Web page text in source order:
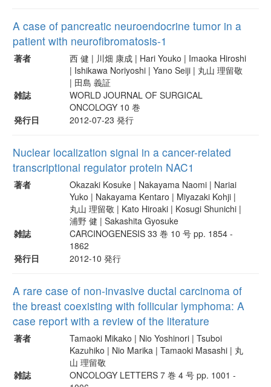
A case of pancreatic neuroendocrine tumor in a
patient with neurofibromatosis-1
著者
西 健 | 川畑 康成 | Hari Youko | Imaoka Hiroshi
| Ishikawa Noriyoshi | Yano Seiji | 丸山 理留敬
| 田島 義証
雑誌
WORLD JOURNAL OF SURGICAL
ONCOLOGY 10 巻
発行日
2012-07-23 発行
Nuclear localization signal in a cancer-related
transcriptional regulator protein NAC1
著者
Okazaki Kosuke | Nakayama Naomi | Nariai
Yuko | Nakayama Kentaro | Miyazaki Kohji |
丸山 理留敬 | Kato Hiroaki | Kosugi Shunichi |
浦野 健 | Sakashita Gyosuke
雑誌
CARCINOGENESIS 33 巻 10 号 pp. 1854 -
1862
発行日
2012-10 発行
A rare case of non-invasive ductal carcinoma of
the breast coexisting with follicular lymphoma: A
case report with a review of the literature
著者
Tamaoki Mikako | Nio Yoshinori | Tsuboi
Kazuhiko | Nio Marika | Tamaoki Masashi | 丸
山 理留敬
雑誌
ONCOLOGY LETTERS 7 巻 4 号 pp. 1001 -